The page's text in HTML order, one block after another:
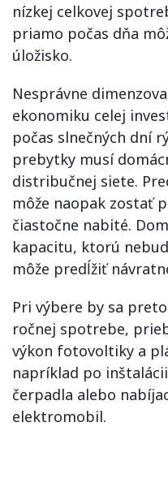
nízkej celkovej
priamo počas dňa
úložisko.
Nesprávne
ekonomiku celej
počas slnečných dní
prebytky musí
distribučnej siete.
môže naopak zostať
čiastočne nabité.
kapacitu, ktorú
môže predĺžiť
Pri výbere by sa
ročnej spotrebe,
výkon fotovoltiky a
napríklad po
čerpadla alebo
elektromobil.